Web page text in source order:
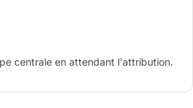
centrale en attendant l'attribution.